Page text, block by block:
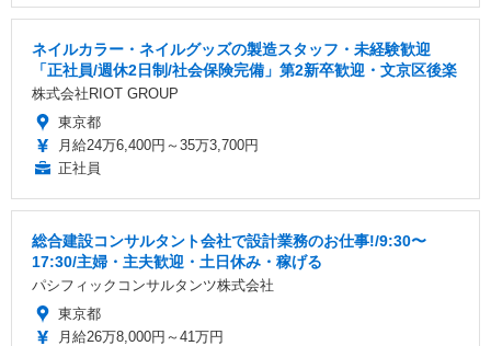
ネイルカラー・ネイルグッズの製造スタッフ・未経験歓迎
「正社員/週休2日制/社会保険完備」第2新卒歓迎・文京区後楽
株式会社RIOT GROUP
東京都
月給24万6,400円～35万3,700円
正社員
総合建設コンサルタント会社で設計業務のお仕事!/9:30〜
17:30/主婦・主夫歓迎・土日休み・稼げる
パシフィックコンサルタンツ株式会社
東京都
月給26万8,000円～41万円